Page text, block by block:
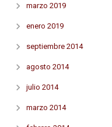
marzo 2019
enero 2019
septiembre 2014
agosto 2014
julio 2014
marzo 2014